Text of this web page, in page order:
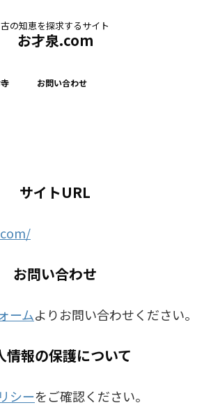
古の知恵を探求するサイト
お才泉.com
お問い合わせ
サイトURL
お問い合わせ
ームよりお問い合わせください。
情報の保護について
シーをご確認ください。